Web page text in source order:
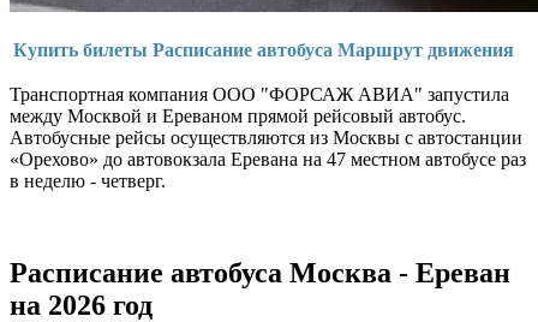
Купить билеты Расписание автобуса Маршрут движения
Транспортная компания ООО "ФОРСАЖ АВИА" запустила
между Москвой и Ереваном прямой рейсовый автобус.
Автобусные рейсы осуществляются из Москвы c автостанции
«Орехово» до автовокзала Еревана на 47 местном автобусе раз
в неделю - четверг.
Расписание автобуса Москва - Ереван
на 2026 год